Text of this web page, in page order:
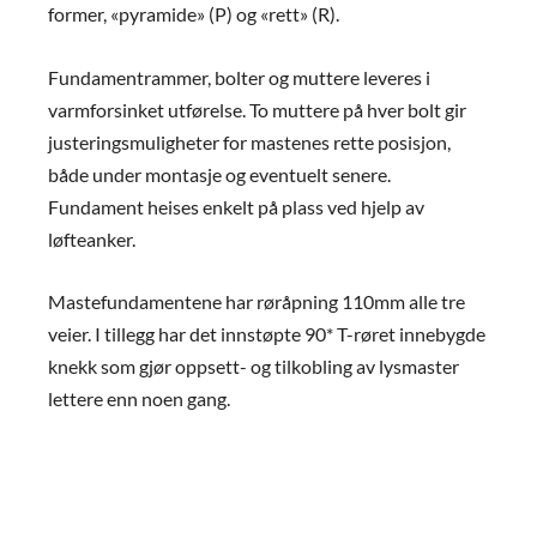
former, «pyramide» (P) og «rett» (R).
Fundamentrammer, bolter og muttere leveres i
varmforsinket utførelse. To muttere på hver bolt gir
justeringsmuligheter for mastenes rette posisjon,
både under montasje og eventuelt senere.
Fundament heises enkelt på plass ved hjelp av
løfteanker.
Mastefundamentene har røråpning 110mm alle tre
veier. I tillegg har det innstøpte 90* T-røret innebygde
knekk som gjør oppsett- og tilkobling av lysmaster
lettere enn noen gang.